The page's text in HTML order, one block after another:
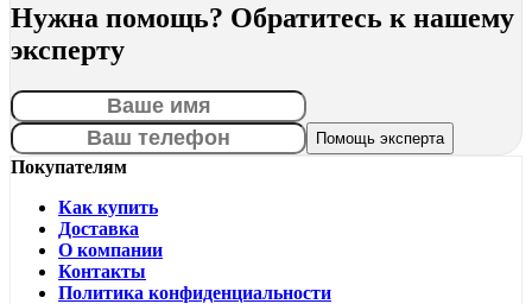
Нужна помощь? Обратитесь к нашему
эксперту
Покупателям
Как купить
Доставка
О компании
Контакты
Политика конфиденциальности